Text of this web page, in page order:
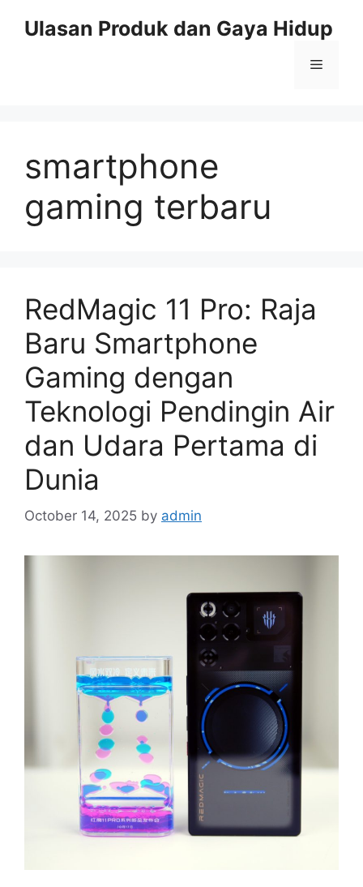
Ulasan Produk dan Gaya Hidup
Menu
smartphone
gaming terbaru
RedMagic 11 Pro: Raja
Baru Smartphone
Gaming dengan
Teknologi Pendingin Air
dan Udara Pertama di
Dunia
October 14, 2025 by admin